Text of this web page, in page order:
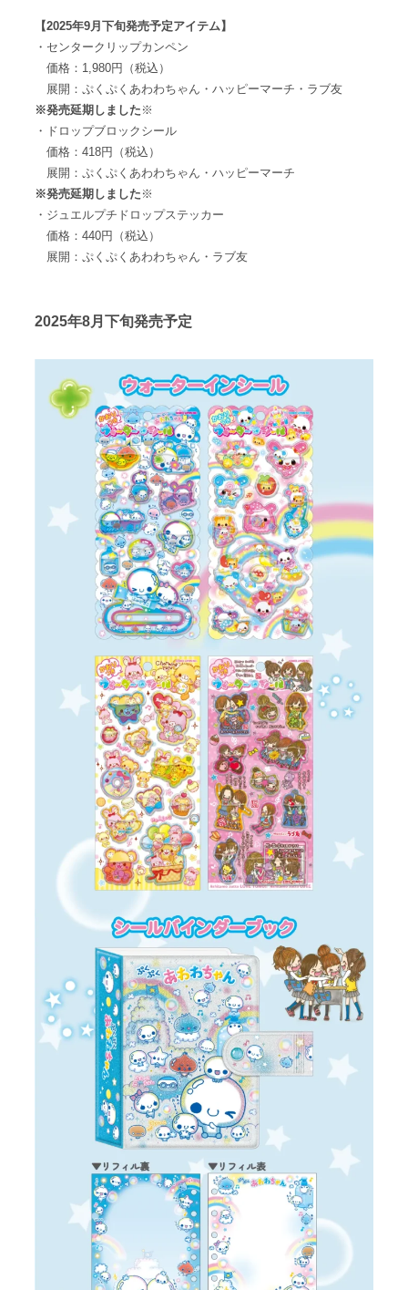
【2025年9月下旬発売予定アイテム】
・センタークリップカンペン
価格：1,980円（税込）
展開：ぷくぷくあわわちゃん・ハッピーマーチ・ラブ友
※発売延期しました ※
・ドロップブロックシール
価格：418円（税込）
展開：ぷくぷくあわわちゃん・ハッピーマーチ
※発売延期しました ※
・ジュエルプチドロップステッカー
価格：440円（税込）
展開：ぷくぷくあわわちゃん・ラブ友
2025年8月下旬発売予定